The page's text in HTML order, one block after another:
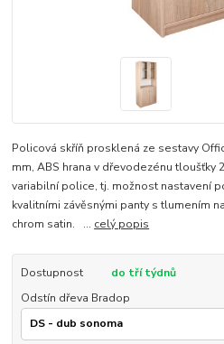
Policová skříň prosklená ze sestavy
mm, ABS hrana v dřevodezénu tloušťky
variabilní police, tj. možnost nastavení
kvalitními závěsnými panty s tlumením
chrom satin. ... celý popis
Dostupnost
do tří týdnů
Odstín dřeva Bradop